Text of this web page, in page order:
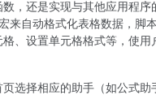
，还是实现与其他应用程
来自动格式化表格数据，脚
、设置单元格格式等，使用
选择相应的助手（如公式助